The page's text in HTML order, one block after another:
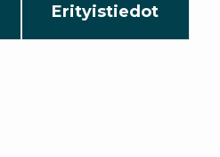
Erityistiedot